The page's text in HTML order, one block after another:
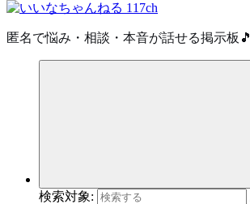
匿名で悩み・相談・本音が話せる掲示板🎵
検索対象: